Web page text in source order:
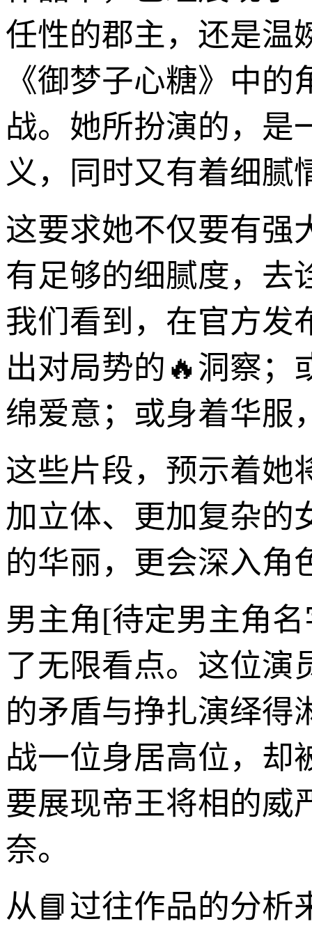
任性的郡主，还是温
《御梦子心糖》中
战。她所扮演的，是
义，同时又有着细腻
这要求她不仅要有强
有足够的细腻度，去
我们看到，在官方发
出对局势的🔥洞察；
绵爱意；或身着华服
这些片段，预示着她
加立体、更加复杂的
的华丽，更会深入角
男主角[待定男主角
了无限看点。这位演
的矛盾与挣扎演绎得
战一位身居高位，却
要展现帝王将相的威
奈。
从📘过往作品的分析